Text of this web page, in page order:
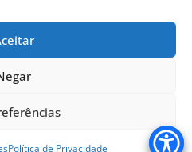
Política de Privacidade
do Envelhecimento.
de Privacidade